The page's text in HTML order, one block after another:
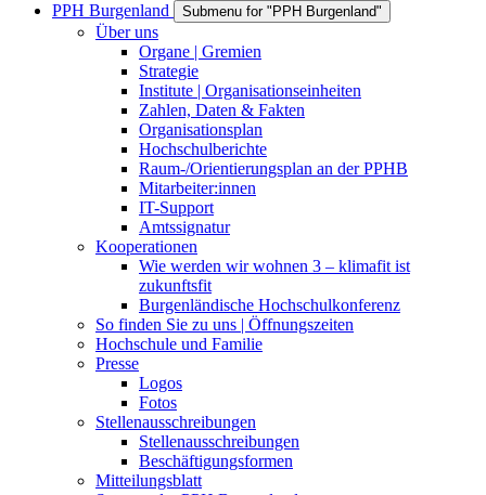
PPH Burgenland
Submenu for "PPH Burgenland"
Über uns
Organe | Gremien
Strategie
Institute | Organisationseinheiten
Zahlen, Daten & Fakten
Organisationsplan
Hochschulberichte
Raum-/Orientierungsplan an der PPHB
Mitarbeiter:innen
IT-Support
Amtssignatur
Kooperationen
Wie werden wir wohnen 3 – klimafit ist
zukunftsfit
Burgenländische Hochschulkonferenz
So finden Sie zu uns | Öffnungszeiten
Hochschule und Familie
Presse
Logos
Fotos
Stellenausschreibungen
Stellenausschreibungen
Beschäftigungsformen
Mitteilungsblatt